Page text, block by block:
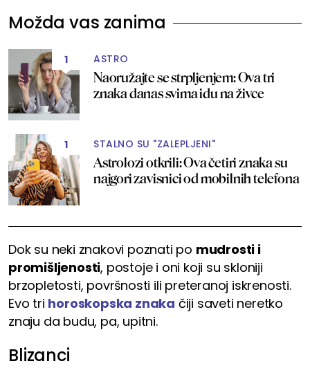
Možda vas zanima
1 ASTRO
Naoružajte se strpljenjem: Ova tri
znaka danas svima idu na živce
1 STALNO SU "ZALEPLJENI"
Astrolozi otkrili: Ova četiri znaka su
najgori zavisnici od mobilnih telefona
Dok su neki znakovi poznati po mudrosti i
promišljenosti, postoje i oni koji su skloniji
brzopletosti, površnosti ili preteranoj iskrenosti.
Evo tri horoskopska znaka čiji saveti neretko
znaju da budu, pa, upitni.
Blizanci